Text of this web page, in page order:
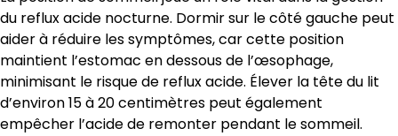
du reflux acide nocturne. Dormir sur le côté gauche peut
aider à réduire les symptômes, car cette position
maintient l’estomac en dessous de l’œsophage,
minimisant le risque de reflux acide. Élever la tête du lit
d’environ 15 à 20 centimètres peut également
empêcher l’acide de remonter pendant le sommeil.